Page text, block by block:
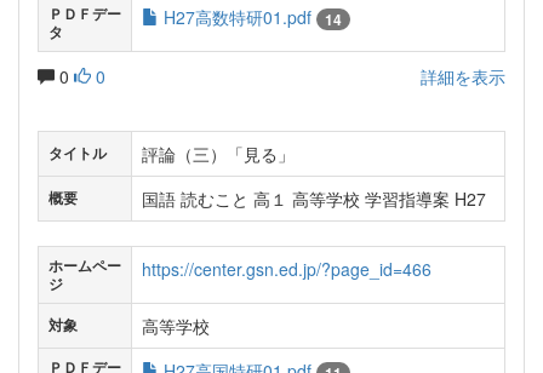
ＰＤＦデー
タ
H27高数特研01.pdf 14
0 0 詳細を表示
タイトル 評論（三）「見る」
概要 国語 読むこと 高１ 高等学校 学習指導案 H27
ホームペー
ジ
https://center.gsn.ed.jp/?page_id=466
対象 高等学校
ＰＤＦデー